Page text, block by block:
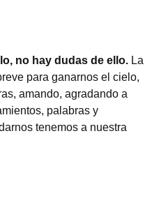
no hay dudas de ello. La
para ganarnos el cielo,
amando, agradando a
palabras y
tenemos a nuestra